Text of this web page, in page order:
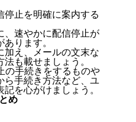
停止を明確に案内する
、速やかに配信停止が
ります。
加え、メールの文末な
も載せましょう。
の手続きをするものや
ら手続き方法など、ユ
を心がけましょう。
め